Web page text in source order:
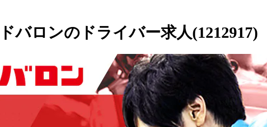
バロンのドライバー求人(1212917)